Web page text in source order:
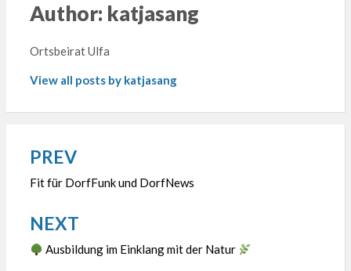
Author: katjasang
Ortsbeirat Ulfa
View all posts by katjasang
Beitragsnavigation
PREV
Fit für DorfFunk und DorfNews
NEXT
Ausbildung im Einklang mit der Natur